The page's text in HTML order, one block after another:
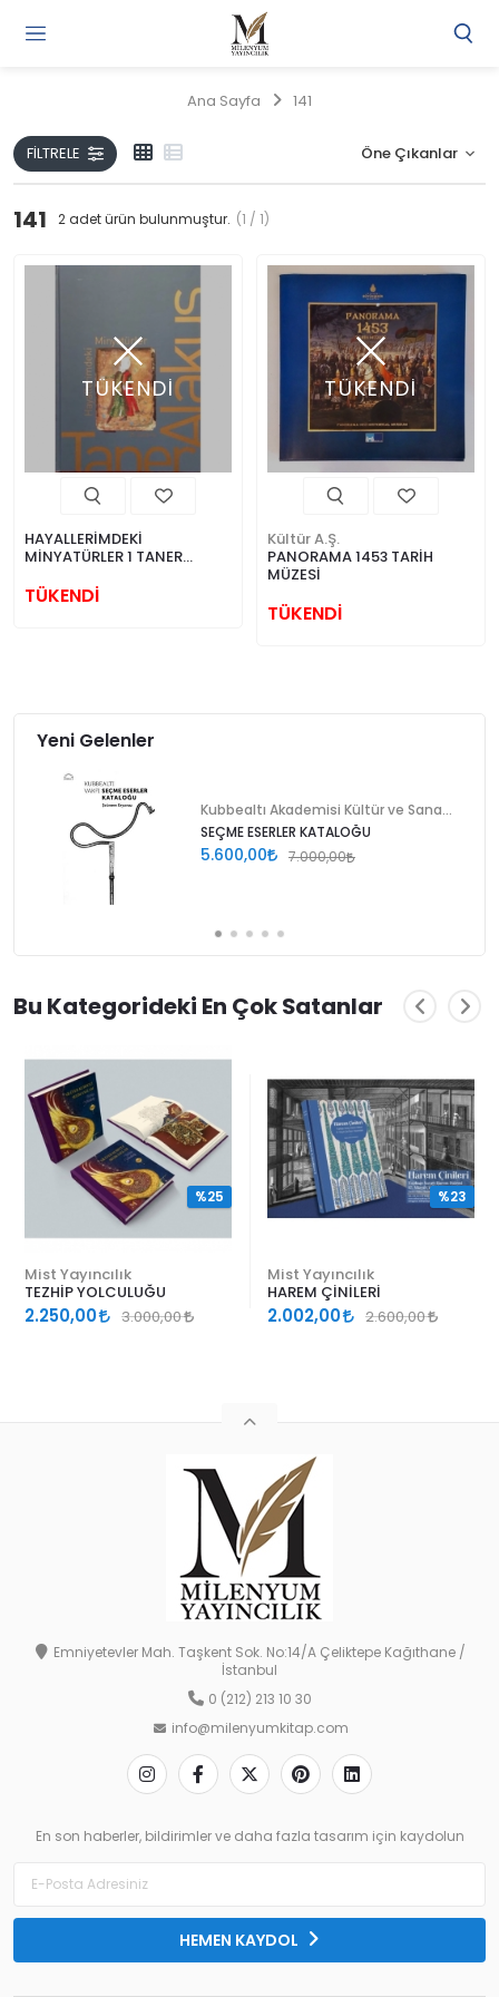
Ana Sayfa 141
FILTRELE
141 2 adet ürün bulunmuştur. (1 / 1)
TÜKENDİ
HAYALLERİMDEKİ
MİNYATÜRLER 1 TANER
TÜKENDİ
TÜKENDİ
Kültür A.Ş.
PANORAMA 1453 TARİH
MÜZESİ
TÜKENDİ
Yeni Gelenler
SEÇME ESERLER KATALOĞU
5.600,00 7.000,00
Bu Kategorideki En Çok Satanlar
Mist Yayıncılık
TEZHİP YOLCULUĞU
2.250,00 3.000,00
%25
Mist Yayıncılık
HAREM ÇİNİLERİ
2.002,00 2.600,00
%23
Emniyetevler Mah. Taşkent Sok. No:14/A Çeliktepe Kağıthane /
İstanbul
0 (212) 213 10 30
info@milenyumkitap.com
En son haberler, bildirimler ve daha fazla tasarım için kaydolun
HEMEN KAYDOL